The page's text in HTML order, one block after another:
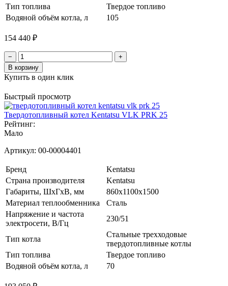
Тип топлива
Твердое топливо
Водяной объём котла, л
105
154 440 ₽
−
+
В корзину
Купить в один клик
Быстрый просмотр
Твердотопливный котел Kentatsu VLK PRK 25
Рейтинг:
Мало
Артикул: 00-00004401
Бренд
Kentatsu
Страна производителя
Kentatsu
Габариты, ШхГхВ, мм
860x1100x1500
Материал теплообменника
Сталь
Напряжение и частота
электросети, В/Гц
230/51
Тип котла
Стальные трехходовые
твердотопливные котлы
Тип топлива
Твердое топливо
Водяной объём котла, л
70